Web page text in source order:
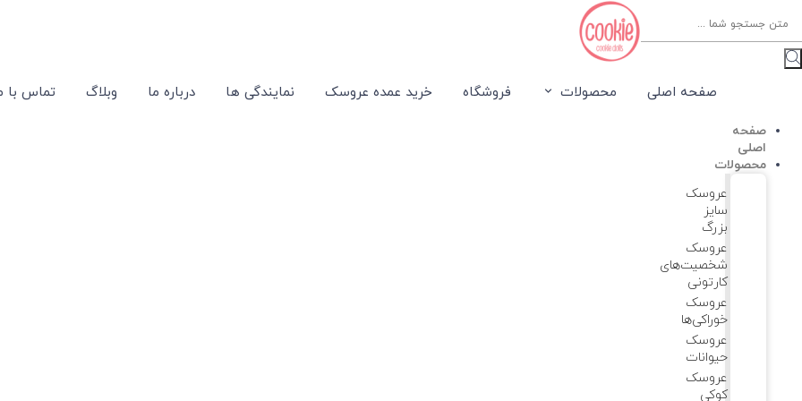
search
صفحه اصلی محصولات فروشگاه خرید عمده عروسک نمایندگی ها درباره ما وبلاگ تماس با
صفحه
اصلی
محصولات
عروسک
سایز
بزرگ
عروسک‌
شخصیت‌های
کارتونی
عروسک
خوراکی‌ها
عروسک
حیوانات
عروسک
کوکی